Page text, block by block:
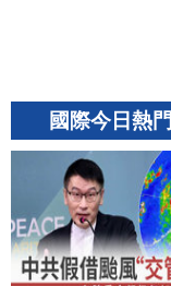
國際今日熱門